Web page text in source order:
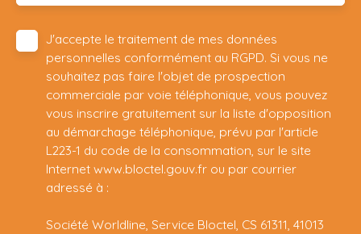
J'accepte le traitement de mes données
personnelles conformément au RGPD. Si vous ne
souhaitez pas faire l'objet de prospection
commerciale par voie téléphonique, vous pouvez
vous inscrire gratuitement sur la liste d'opposition
au démarchage téléphonique, prévu par l'article
L223-1 du code de la consommation, sur le site
Internet www.bloctel.gouv.fr ou par courrier
adressé à :
Société Worldline, Service Bloctel, CS 61311, 41013